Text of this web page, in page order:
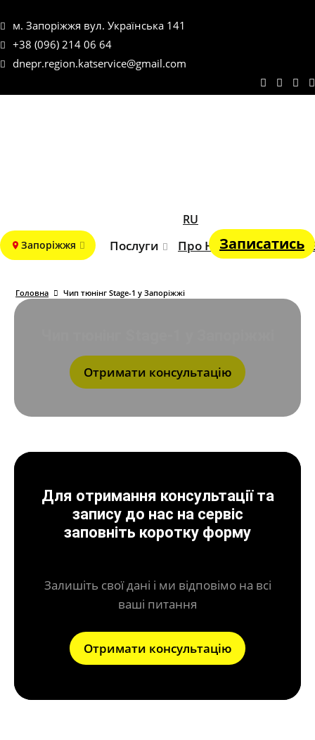
м. Запоріжжя вул. Українська 141
+38 (096) 214 06 64
dnepr.region.katservice@gmail.com
Запоріжжя Послуги Про Нас Портфоліо
RU
Записатись
Головна Чип тюнінг Stage-1 у Запоріжжі
Отримати консультацію
Для отримання консультації та
запису до нас на сервіс
заповніть коротку форму
Залишіть свої дані і ми відповімо на всі
ваші питання
Отримати консультацію